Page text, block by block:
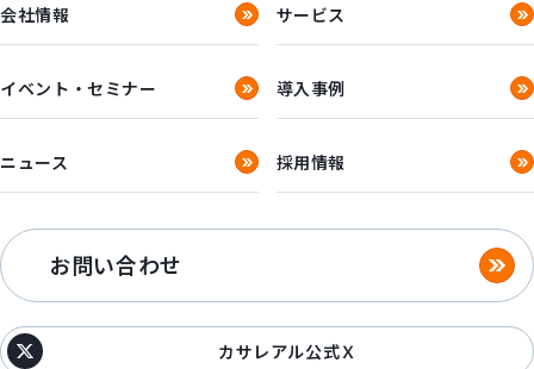
会社情報 サービス
イベント・セミナー 導入事例
ニュース 採用情報
お問い合わせ
カサレアル公式Ｘ